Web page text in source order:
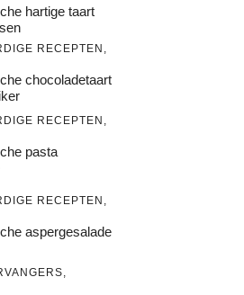
hartige taart
RECEPTEN ,
chocoladetaart
RECEPTEN ,
pasta
RECEPTEN ,
aspergesalade
,